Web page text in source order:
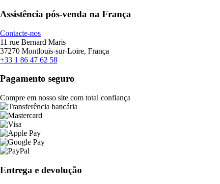
Assistência pós-venda na França
Contacte-nos
11 rue Bernard Maris
37270 Montlouis-sur-Loire, França
+33 1 86 47 62 58
Pagamento seguro
Compre em nosso site com total confiança
Entrega e devolução